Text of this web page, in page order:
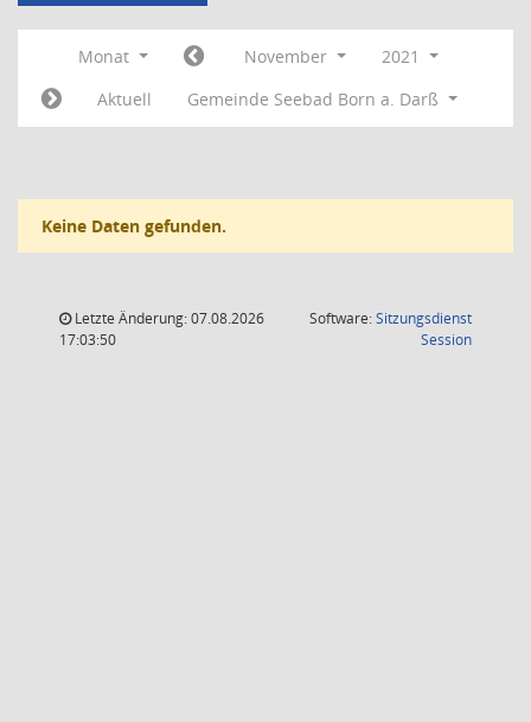
Monat November
2021
Aktuell
Gemeinde Seebad Born a. Darß
Keine Daten gefunden.
Letzte Änderung: 07.08.2026
17:03:50
Software:Sitzungsdienst
Session(Wird in